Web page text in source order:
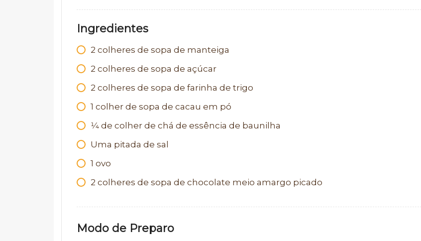
Ingredientes
2 colheres de sopa de manteiga
2 colheres de sopa de açúcar
2 colheres de sopa de farinha de trigo
1 colher de sopa de cacau em pó
1⁄4 de colher de chá de essência de baunilha
Uma pitada de sal
1 ovo
2 colheres de sopa de chocolate meio amargo picado
Modo de Preparo